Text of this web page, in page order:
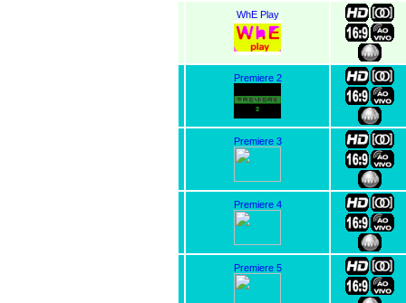
WhE Play
Premiere 2
Premiere 3
Premiere 4
Premiere 5